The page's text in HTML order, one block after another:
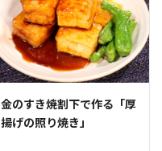
金のすき焼割下で作る「厚
揚げの照り焼き」